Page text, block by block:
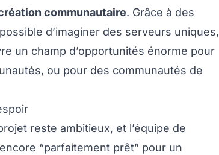
communautaire. Grâce à des
d’imaginer des serveurs uniques,
un champ d’opportunités énorme pour
ou pour des communautés de
reste ambitieux, et l’équipe de
“parfaitement prêt” pour un